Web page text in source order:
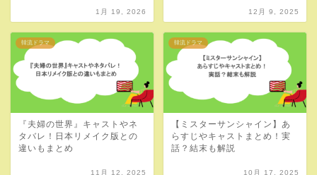
1月 19, 2026 12月 9, 2025
韓流ドラマ
『夫婦の世界』キャストやネ
タバレ！日本リメイク版との
違いもまとめ
11月 12, 2025
韓流ドラマ
【ミスターサンシャイン】あ
らすじやキャストまとめ！実
話？結末も解説
10月 17, 2025